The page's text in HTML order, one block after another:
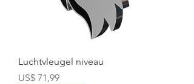
Luchtvleugel niveau
Prijs
US$ 71,99